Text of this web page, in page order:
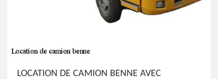
LOCATION DE CAMION BENNE AVEC